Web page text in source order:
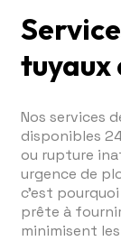
tuyaux
Nos services
disponibles
ou rupture
urgence de
c'est
prête à
minimisent